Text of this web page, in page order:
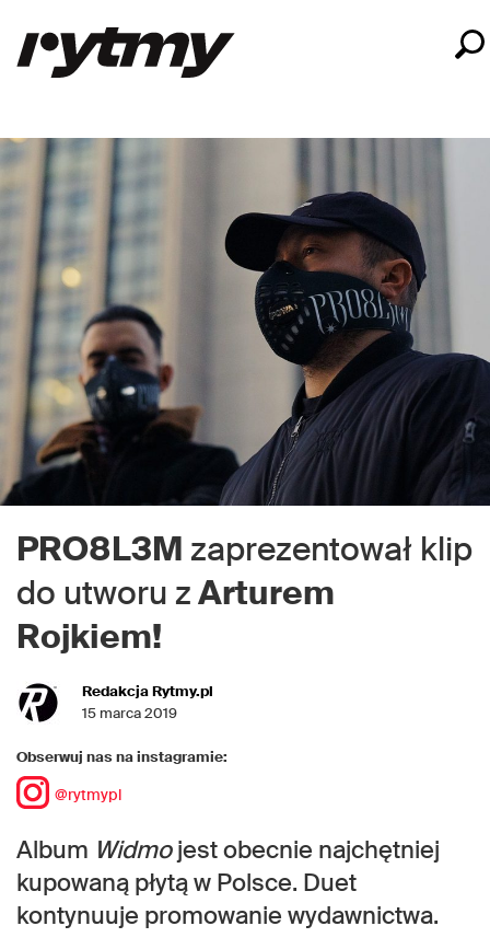
PRO8L3M zaprezentował klip
do utworu zArturem
Rojkiem!
Redakcja Rytmy.pl
15 marca 2019
Obserwuj nas na instagramie:
@rytmypl
Album Widmojest obecnie najchętniej
kupowaną płytą w Polsce. Duet
kontynuuje promowanie wydawnictwa.